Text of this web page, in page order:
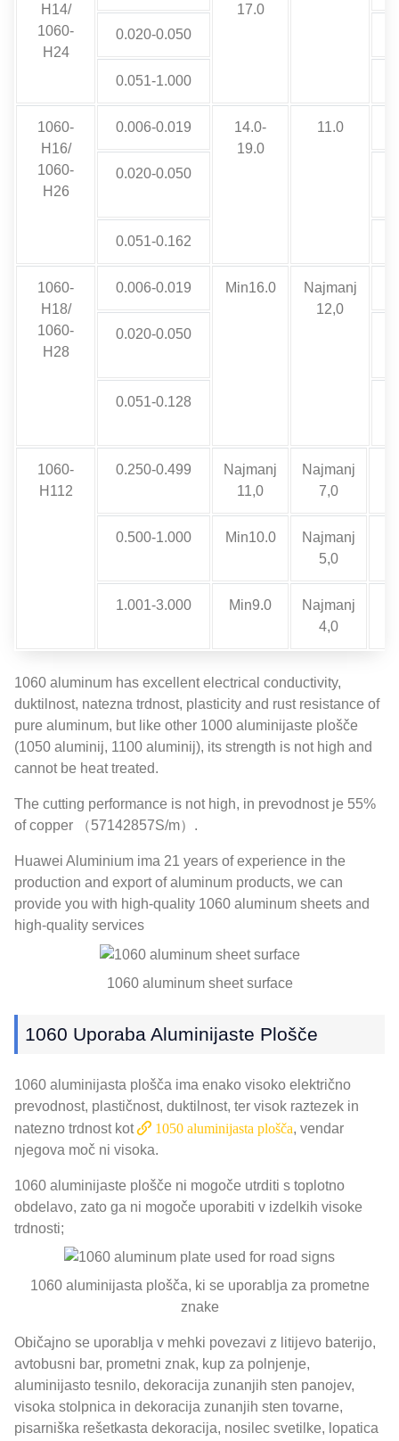
H14/
1060-
H24
17.0
0.020-0.050
0.051-1.000
1060-
H16/
1060-
H26
0.006-0.019
14.0-
19.0
11.0
0.020-0.050
0.051-0.162
1060-
H18/
1060-
H28
0.006-0.019 Min16.0
Najmanj
12,0
0.020-0.050
0.051-0.128
1060-
H112
0.250-0.499
Najmanj
11,0
Najmanj
7,0
0.500-1.000 Min10.0
Najmanj
5,0
1.001-3.000 Min9.0
Najmanj
4,0
1060 aluminum has excellent electrical conductivity,
duktilnost, natezna trdnost, plasticity and rust resistance of
pure aluminum, but like other 1000 aluminijaste plošče
(1050 aluminij, 1100 aluminij), its strength is not high and
cannot be heat treated.
The cutting performance is not high, in prevodnost je 55%
of copper （57142857S/m） .
Huawei Aluminium ima 21 years of experience in the
production and export of aluminum products, we can
provide you with high-quality 1060 aluminum sheets and
high-quality services
1060 aluminum sheet surface
1060 Uporaba Aluminijaste Plošče
1060 aluminijasta plošča ima enako visoko električno
prevodnost, plastičnost, duktilnost, ter visok raztezek in
natezno trdnost kot
1050 aluminijasta plošča, vendar
njegova moč ni visoka.
1060 aluminijaste plošče ni mogoče utrditi s toplotno
obdelavo, zato ga ni mogoče uporabiti v izdelkih visoke
trdnosti;
1060 aluminijasta plošča, ki se uporablja za prometne
znake
Običajno se uporablja v mehki povezavi z litijevo baterijo,
avtobusni bar, prometni znak, kup za polnjenje,
aluminijasto tesnilo, dekoracija zunanjih sten panojev,
visoka stolpnica in dekoracija zunanjih sten tovarne,
pisarniška rešetkasta dekoracija, nosilec svetilke, lopatica